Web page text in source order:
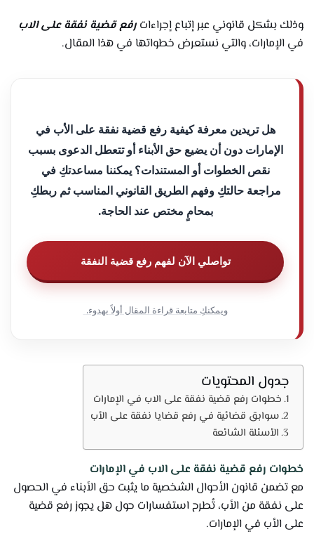
وذلك بشكل قانوني عبر إتباع إجراءاترفع قضية نفقة على الاب
في الإمارات، والتي نستعرض خطواتها في هذا المقال.
هل تريدين معرفة كيفية رفع قضية نفقة على الأب في
الإمارات دون أن يضيع حق الأبناء أو تتعطل الدعوى بسبب
نقص الخطوات أو المستندات؟ يمكننا مساعدتكِ في
مراجعة حالتكِ وفهم الطريق القانوني المناسب ثم ربطكِ
بمحامٍ مختص عند الحاجة.
تواصلي الآن لفهم رفع قضية النفقة
ويمكنكِ متابعة قراءة المقال أولاً بهدوء.
جدول المحتويات
خطوات رفع قضية نفقة على الاب في الإمارات
سوابق قضائية في رفع قضايا نفقة على الأب
الأسئلة الشائعة
خطوات رفع قضية نفقة على الاب في الإمارات
مع تضمن قانون الأحوال الشخصية ما يثبت حق الأبناء في الحصول
على نفقة من الأب، تُطرح استفسارات حول هل يجوز رفع قضية
على الأب في الإمارات.